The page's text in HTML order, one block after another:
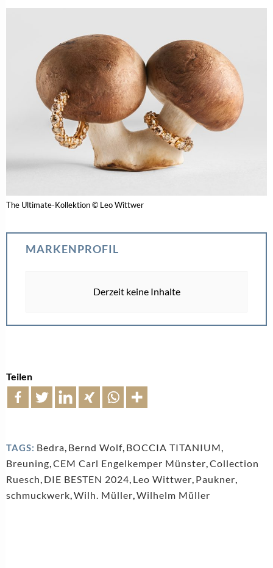
The Ultimate-Kollektion © Leo Wittwer
MARKENPROFIL
Derzeit keine Inhalte
Teilen
TAGS: Bedra, Bernd Wolf, BOCCIA TITANIUM,
Breuning,CEM Carl Engelkemper Münster,Collection
Ruesch, DIE BESTEN 2024, Leo Wittwer, Paukner,
schmuckwerk,Wilh. Müller,Wilhelm Müller